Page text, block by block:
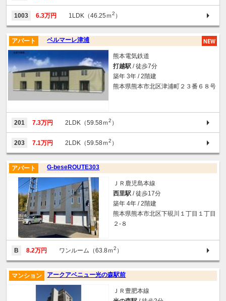
1003 6.3万円 1LDK（46.25ｍ2 ）
ベルマーレ津浦
アパート
熊本電気鉄道
打越駅 / 徒歩7分
築年 3年 / 2階建
熊本県熊本市北区津浦町２３番６８号
201 7.3万円 2LDK（59.58ｍ2 ）
203 7.1万円 2LDK（59.58ｍ2 ）
G-beseROUTE303
アパート
ＪＲ鹿児島本線
西里駅 / 徒歩17分
築年 4年 / 2階建
熊本県熊本市北区下硯川１丁目１丁目
２-８
B 8.2万円 ワンルーム（63.8ｍ2 ）
アークアベニュー光の森駅前
マンション
ＪＲ豊肥本線